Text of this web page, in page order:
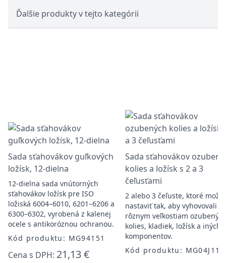
Ďalšie produkty v tejto kategórii
Sada sťahovákov guľkových
ložísk, 12-dielna
12-dielna sada vnútorných
sťahovákov ložísk pre ISO
ložiská 6004–6010, 6201–6206 a
6300–6302, vyrobená z kalenej
ocele s antikoróznou ochranou.
Kód produktu: MG94151
Cena s DPH: 21,13 €
Sada sťahovákov
kolies a ložísk s 2 a 3
čeľusťami
2 alebo 3 čeľuste, ktoré
nastaviť tak, aby vyhovovali
rôznym veľkostiam
kolies, kladiek, ložísk a iných
komponentov.
Kód produktu: